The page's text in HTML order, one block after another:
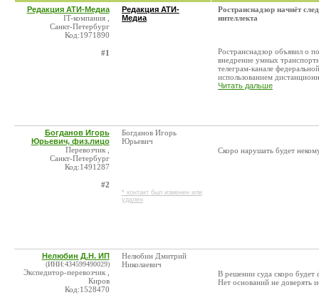
Редакция АТИ-Медиа
IT-компания ,
Санкт-Петербург
Код:1971890
#1
Редакция АТИ-
Медиа
Ространснадзор начнёт
интеллекта
Ространснадзор объявил о
внедрение умных
телеграм-канале
использованием
Читать дальше
Богданов Игорь
Юрьевич, физ.лицо
Перевозчик ,
Санкт-Петербург
Код:1491287
#2
Богданов Игорь
Юрьевич
* контакт был изменен или
удален
Скоро нарушать будет
Нелюбин Д.Н. ИП
(ИНН:434599490029)
Экспедитор-перевозчик ,
Киров
Код:1528470
Нелюбин Дмитрий
Николаевич
В решении суда скоро будет
Нет оснований не доверять